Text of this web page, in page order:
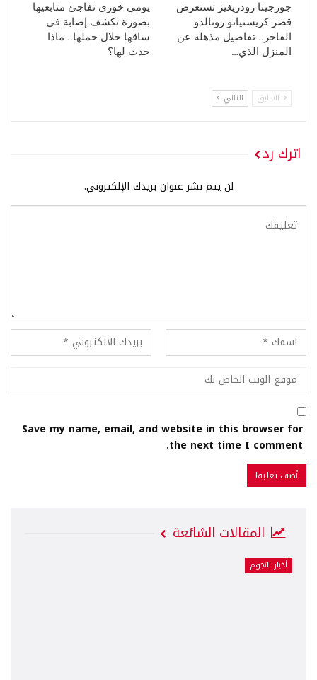
جورجينا رودريغيز تستعرض
قصر كريستيانو رونالدو
الفاخر.. تفاصيل مذهلة عن
المنزل الذي…
يومي خوري تفاجئ متابعيها
بصورة تكشف إصابة في
ساقها خلال حملها.. ماذا
حدث لها؟
السابق التالي
اترك رد
لن يتم نشر عنوان بريدك الإلكتروني.
Save my name, email, and website in this browser for
the next time I comment.
المقالات الشائعة
أخبار النجوم